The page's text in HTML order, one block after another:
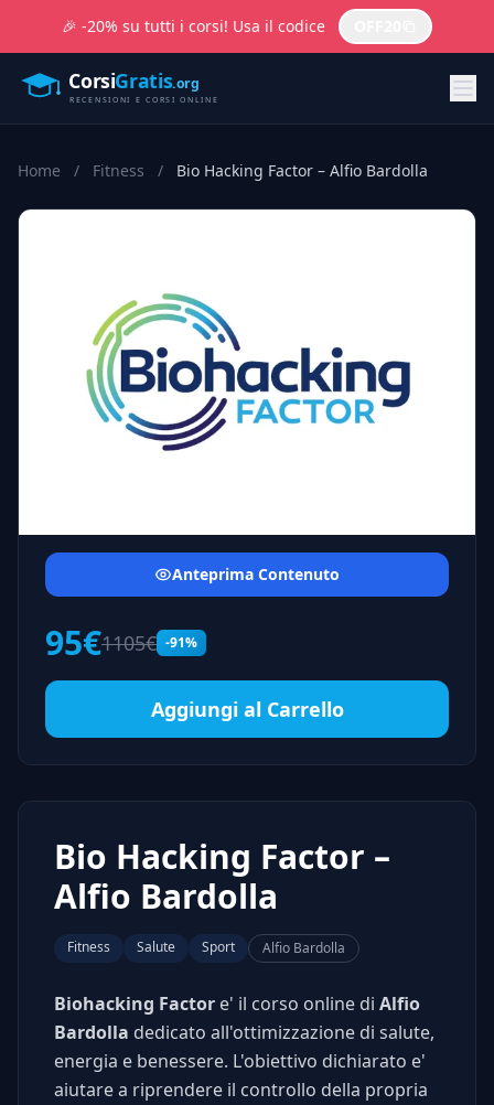
🎉 -20% su tutti i corsi! Usa il codice
Home / Fitness / Bio Hacking Factor – Alfio Bardolla
Anteprima Contenuto
95€1105€ -91%
Aggiungi al Carrello
Bio Hacking Factor –
Alfio Bardolla
Fitness Salute Sport Alfio Bardolla
Biohacking Factor e' il corso online di Alfio
Bardolla dedicato all'ottimizzazione di salute,
energia e benessere. L'obiettivo dichiarato e'
aiutare a riprendere il controllo della propria